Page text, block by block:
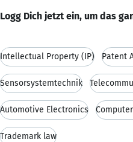
Logg Dich jetzt ein, um das
Intellectual Property (IP) Patent
Sensorsystemtechnik
Automotive Electronics
Trademark law